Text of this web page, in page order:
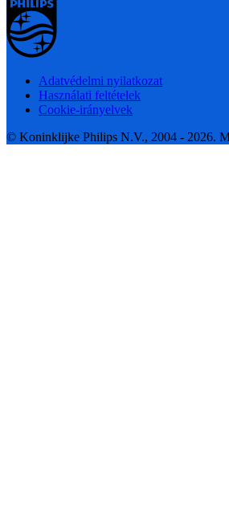
Adatvédelmi nyilatkozat
Használati feltételek
Cookie-irányelvek
© Koninklijke Philips N.V., 2004 - 2026.